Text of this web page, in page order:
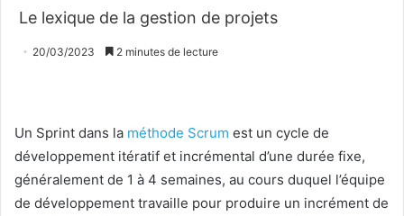
Le lexique de la gestion de projets
20/03/2023 2 minutes de lecture
Un Sprint dans la méthode Scrum est un cycle de
développement itératif et incrémental d’une durée fixe,
généralement de 1 à 4 semaines, au cours duquel l’équipe
de développement travaille pour produire un incrément de